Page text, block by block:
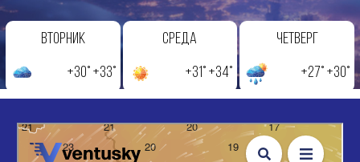
Вторник
+30° +33°
Среда
+31° +34°
Четверг
+27° +30°